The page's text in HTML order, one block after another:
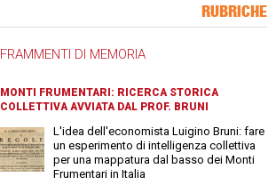
RUBRICHE
FRAMMENTI DI MEMORIA
MONTI FRUMENTARI: RICERCA STORICA
COLLETTIVA AVVIATA DAL PROF. BRUNI
L'idea dell'economista Luigino Bruni: fare
un esperimento di intelligenza collettiva
per una mappatura dal basso dei Monti
Frumentari in Italia